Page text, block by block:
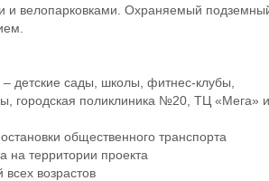
и велопарковками. Охраняемый
детские сады, школы, фитнес-клубы,
городская поликлиника №20, ТЦ «Мега» и
общественного транспорта
территории проекта
возрастов